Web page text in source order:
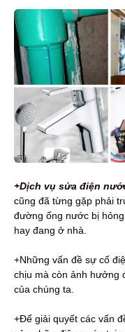
+Dịch vụ sửa điện
cũng đã từng gặp phải
đường ống nước bị
hay đang ở nhà.
+Những vấn đề sự cố
chịu mà còn ảnh hưởng
của chúng ta.
+Để giải quyết các vấn